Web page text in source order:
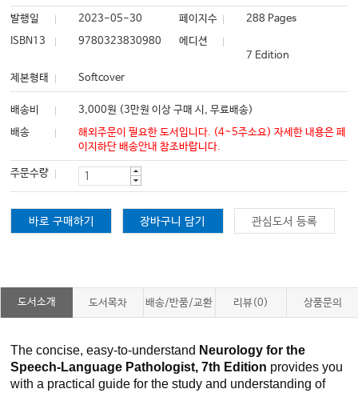
발행일 2023-05-30 페이지수
288 Pages
ISBN13
9780323830980
에디션
7 Edition
제본형태
Softcover
배송비
3,000원 (3만원 이상 구매 시, 무료배송)
배송
해외주문이 필요한 도서입니다. (4~5주소요) 자세한 내용은 페
이지하단 배송안내 참조바랍니다.
주문수량
바로 구매하기 장바구니 담기 관심도서 등록
도서소개 도서목차 배송/반품/교환 리뷰(0) 상품문의
The concise, easy-to-understand Neurology for the
Speech-Language Pathologist, 7th Edition provides you
with a practical guide for the study and understanding of